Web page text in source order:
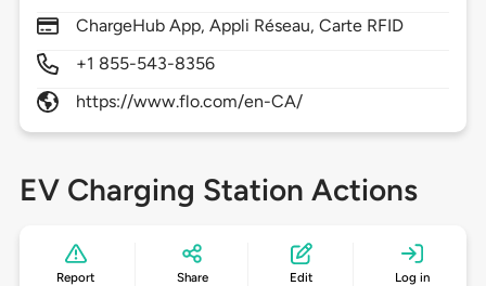
ChargeHub App, Appli Réseau, Carte RFID
+1 855-543-8356
https://www.flo.com/en-CA/
EV Charging Station Actions
Report Share Edit Log in